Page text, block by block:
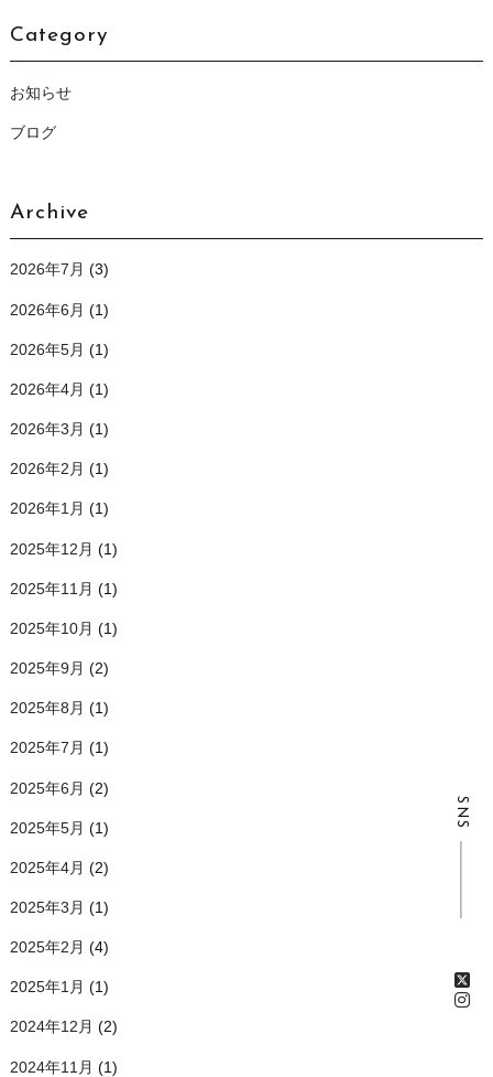
SNS
Category
お知らせ
ブログ
Archive
2026年7月 (3)
2026年6月 (1)
2026年5月 (1)
2026年4月 (1)
2026年3月 (1)
2026年2月 (1)
2026年1月 (1)
2025年12月 (1)
2025年11月 (1)
2025年10月 (1)
2025年9月 (2)
2025年8月 (1)
2025年7月 (1)
2025年6月 (2)
2025年5月 (1)
2025年4月 (2)
2025年3月 (1)
2025年2月 (4)
2025年1月 (1)
2024年12月 (2)
2024年11月 (1)